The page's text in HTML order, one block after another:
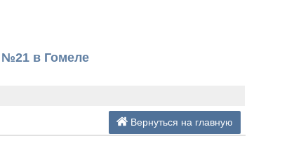
№21 в Гомеле
Вернуться на главную